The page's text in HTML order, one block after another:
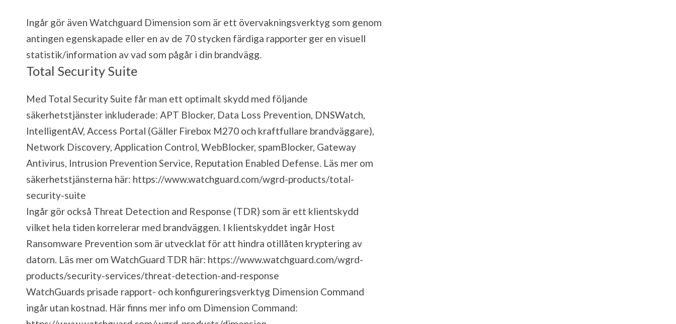
Ingår gör även Watchguard Dimension som är ett övervakningsverktyg som genom
antingen egenskapade eller en av de 70 stycken färdiga rapporter ger en visuell
statistik/information av vad som pågår i din brandvägg.
Total Security Suite
Med Total Security Suite får man ett optimalt skydd med följande
säkerhetstjänster inkluderade: APT Blocker, Data Loss Prevention, DNSWatch,
IntelligentAV, Access Portal (Gäller Firebox M270 och kraftfullare brandväggare),
Network Discovery, Application Control, WebBlocker, spamBlocker, Gateway
Antivirus, Intrusion Prevention Service, Reputation Enabled Defense. Läs mer om
säkerhetstjänsterna här: https://www.watchguard.com/wgrd-products/total-
security-suite
Ingår gör också Threat Detection and Response (TDR) som är ett klientskydd
vilket hela tiden korrelerar med brandväggen. I klientskyddet ingår Host
Ransomware Prevention som är utvecklat för att hindra otillåten kryptering av
datorn. Läs mer om WatchGuard TDR här: https://www.watchguard.com/wgrd-
products/security-services/threat-detection-and-response
WatchGuards prisade rapport- och konfigureringsverktyg Dimension Command
ingår utan kostnad. Här finns mer info om Dimension Command: